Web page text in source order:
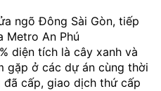
ngõ Đông Sài Gòn, tiếp
Metro An Phú
diện tích là cây xanh và
ở các dự án cùng thời
đã cấp, giao dịch thứ cấp